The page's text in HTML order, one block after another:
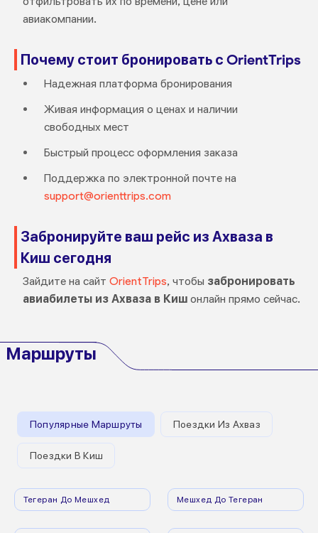
авиакомпании.
Почему стоит бронировать с OrientTrips
Надежная платформа бронирования
Живая информация о ценах и наличии
свободных мест
Быстрый процесс оформления заказа
Поддержка по электронной почте на
support@orienttrips.com
Забронируйте ваш рейс из Ахваза в
Киш сегодня
Зайдите на сайт OrientTrips, чтобы забронировать
авиабилеты из Ахваза в Кишонлайн прямо сейчас.
Маршруты
Популярные Маршруты Поездки Из Ахваз
Поездки В Киш
Тегеран До Мешхед Мешхед До Тегеран